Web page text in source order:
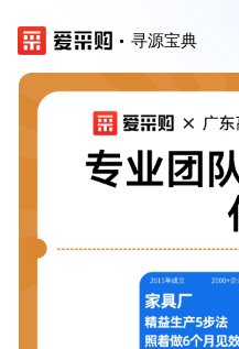
寻源宝典